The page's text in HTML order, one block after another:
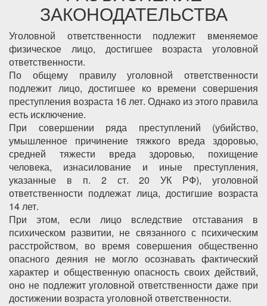
ЗАКОНОДАТЕЛЬСТВА
Уголовной ответственности подлежит вменяемое
физическое лицо, достигшее возраста уголовной
ответственности.
По общему правилу уголовной ответственности
подлежит лицо, достигшее ко времени совершения
преступления возраста 16 лет. Однако из этого правила
есть исключение.
При совершении ряда преступлений (убийство,
умышленное причинение тяжкого вреда здоровью,
средней тяжести вреда здоровью, похищение
человека, изнасилование и иные преступления,
указанные в п. 2 ст. 20 УК РФ), уголовной
ответственности подлежат лица, достигшие возраста
14 лет.
При этом, если лицо вследствие отставания в
психическом развитии, не связанного с психическим
расстройством, во время совершения общественно
опасного деяния не могло осознавать фактический
характер и общественную опасность своих действий,
оно не подлежит уголовной ответственности даже при
достижении возраста уголовной ответственности.